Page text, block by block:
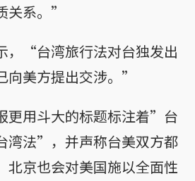
关系。”
，“台湾旅行法对台独发出
向美方提出交涉。”
更用斗大的标题标注着”台
湾法”，并声称台美双方都
北京也会对美国施以全面性